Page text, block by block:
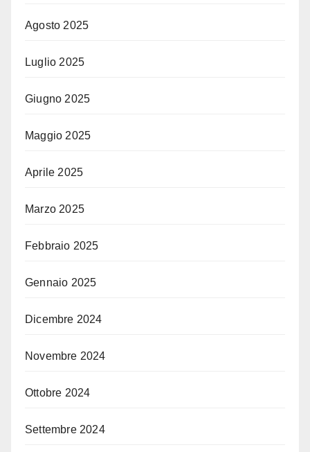
Agosto 2025
Luglio 2025
Giugno 2025
Maggio 2025
Aprile 2025
Marzo 2025
Febbraio 2025
Gennaio 2025
Dicembre 2024
Novembre 2024
Ottobre 2024
Settembre 2024